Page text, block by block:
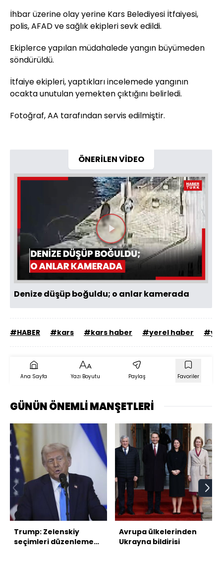
İhbar üzerine olay yerine Kars Belediyesi İtfaiyesi,
polis, AFAD ve sağlık ekipleri sevk edildi.
Ekiplerce yapılan müdahalede yangın büyümeden
söndürüldü.
İtfaiye ekipleri, yaptıkları incelemede yangının
ocakta unutulan yemekten çıktığını belirledi.
Fotoğraf, AA tarafından servis edilmiştir.
ÖNERİLEN VİDEO
Videoyu
Oynat
Denize düşüp boğuldu; o anlar kamerada
#HABER #kars #kars haber #yerel haber
Ana Sayfa Yazı Boyutu Paylaş Favoriler
GÜNÜN ÖNEMLİ MANŞETLERİ
Trump: Zelenskiy
seçimleri düzenlemek
Avrupa ülkelerinden
Ukrayna bildirisi